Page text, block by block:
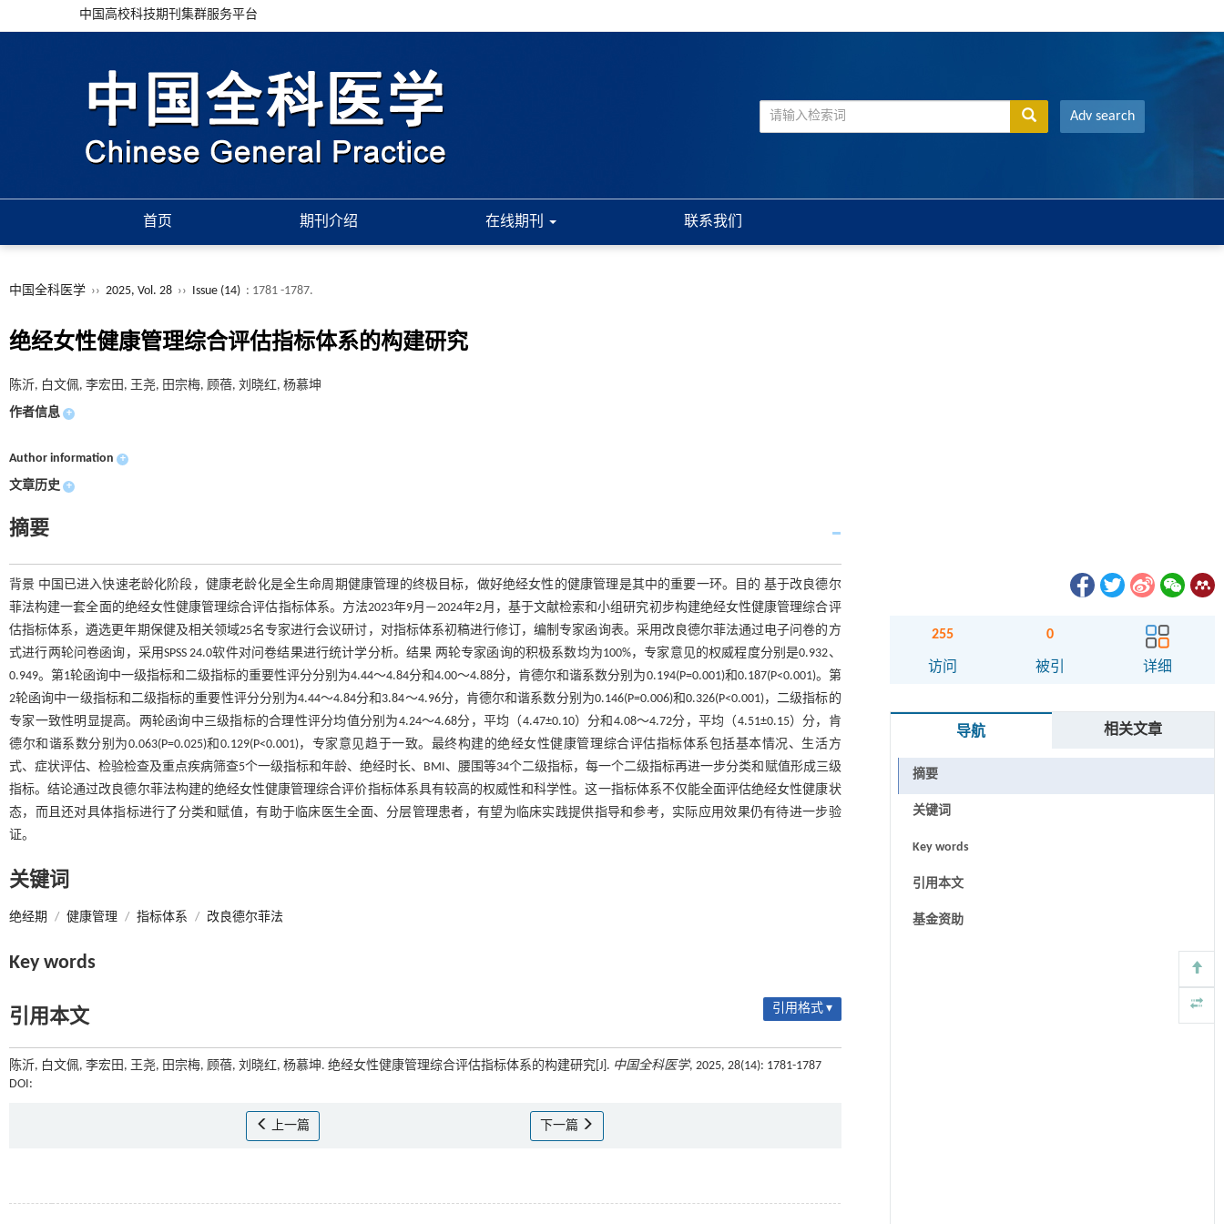
中国高校科技期刊集群服务平台
Adv search
首页 期刊介绍 在线期刊 联系我们
中国全科医学 ›› 2025, Vol. 28 ›› Issue (14) : 1781 -1787.
绝经女性健康管理综合评估指标体系的构建研究
陈沂, 白文佩, 李宏田, 王尧, 田宗梅, 顾蓓, 刘晓红, 杨慕坤
作者信息 +
Author information +
文章历史 +
摘要
背景 中国已进入快速老龄化阶段，健康老龄化是全生命周期健康管理的终极目标，做好绝经女性的健康管理是其中的重要一环。目的 基于改良德尔
菲法构建一套全面的绝经女性健康管理综合评估指标体系。方法2023年9月—2024年2月，基于文献检索和小组研究初步构建绝经女性健康管理综合评
估指标体系，遴选更年期保健及相关领域25名专家进行会议研讨，对指标体系初稿进行修订，编制专家函询表。采用改良德尔菲法通过电子问卷的方
式进行两轮问卷函询，采用SPSS 24.0软件对问卷结果进行统计学分析。结果 两轮专家函询的积极系数均为100%，专家意见的权威程度分别是0.932、
0.949。第1轮函询中一级指标和二级指标的重要性评分分别为4.44～4.84分和4.00～4.88分，肯德尔和谐系数分别为0.194(P=0.001)和0.187(P<0.001)。第
2轮函询中一级指标和二级指标的重要性评分分别为4.44～4.84分和3.84～4.96分，肯德尔和谐系数分别为0.146(P=0.006)和0.326(P<0.001)，二级指标的
专家一致性明显提高。两轮函询中三级指标的合理性评分均值分别为4.24～4.68分，平均（4.47±0.10）分和4.08～4.72分，平均（4.51±0.15）分，肯
德尔和谐系数分别为0.063(P=0.025)和0.129(P<0.001)，专家意见趋于一致。最终构建的绝经女性健康管理综合评估指标体系包括基本情况、生活方
式、症状评估、检验检查及重点疾病筛查5个一级指标和年龄、绝经时长、BMI、腰围等34个二级指标，每一个二级指标再进一步分类和赋值形成三级
指标。结论通过改良德尔菲法构建的绝经女性健康管理综合评价指标体系具有较高的权威性和科学性。这一指标体系不仅能全面评估绝经女性健康状
态，而且还对具体指标进行了分类和赋值，有助于临床医生全面、分层管理患者，有望为临床实践提供指导和参考，实际应用效果仍有待进一步验
证。
关键词
绝经期 / 健康管理 / 指标体系 / 改良德尔菲法
Key words
引用本文 引用格式 ▾
陈沂, 白文佩, 李宏田, 王尧, 田宗梅, 顾蓓, 刘晓红, 杨慕坤. 绝经女性健康管理综合评估指标体系的构建研究[J]. 中国全科医学, 2025, 28(14): 1781-1787
DOI:
上一篇 下一篇
255
访问
0
被引 详细
导航 相关文章
摘要
关键词
Key words
引用本文
基金资助